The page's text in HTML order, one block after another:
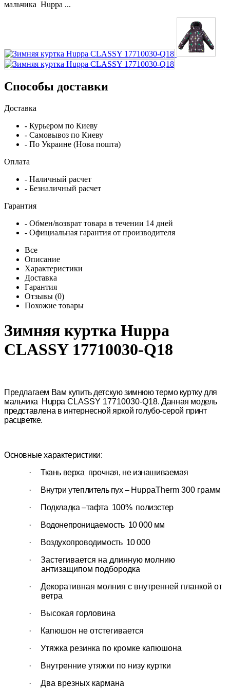
мальчика Huppa ...
Способы доставки
Доставка
- Курьером по Киеву
- Самовывоз по Киеву
- По Украине (Нова пошта)
Оплата
- Наличный расчет
- Безналичный расчет
Гарантия
- Обмен/возврат товара в течении 14 дней
- Официальная гарантия от производителя
Все
Описание
Характеристики
Доставка
Гарантия
Отзывы (0)
Похожие товары
Зимняя куртка Huppa
CLASSY 17710030-Q18
Предлагаем Вам купить детскую зимнюю термо куртку для
мальчика Huppa CLASSY 17710030-Q18. Данная модель
представлена в интернесной яркой голубо-серой принт
расцветке.
Основные характеристики:
·
Ткань верха прочная, не изнашиваемая
·
Внутри утеплитель пух – HuppaTherm 300 грамм
·
Подкладка –тафта 100% полиэстер
·
Водонепроницаемость 10 000 мм
·
Воздухопроводимость 10 000
·
Застегивается на длинную молнию
антизащипом подбородка
·
Декоративная молния с внутренней планкой от
ветра
·
Высокая горловина
·
Капюшон не отстегивается
·
Утяжка резинка по кромке капюшона
·
Внутренние утяжки по низу куртки
·
Два врезных кармана